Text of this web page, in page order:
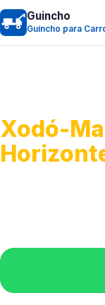
Guincho
Guincho para
Xodó-